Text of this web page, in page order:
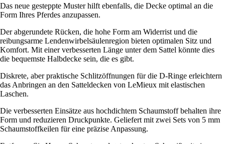
Das neue gesteppte Muster hilft ebenfalls, die Decke optimal an die
Form Ihres Pferdes anzupassen.
Der abgerundete Rücken, die hohe Form am Widerrist und die
reibungsarme Lendenwirbelsäulenregion bieten optimalen Sitz und
Komfort. Mit einer verbesserten Länge unter dem Sattel könnte dies
die bequemste Halbdecke sein, die es gibt.
Diskrete, aber praktische Schlitzöffnungen für die D-Ringe erleichtern
das Anbringen an den Satteldecken von LeMieux mit elastischen
Laschen.
Die verbesserten Einsätze aus hochdichtem Schaumstoff behalten ihre
Form und reduzieren Druckpunkte. Geliefert mit zwei Sets von 5 mm
Schaumstoffkeilen für eine präzise Anpassung.